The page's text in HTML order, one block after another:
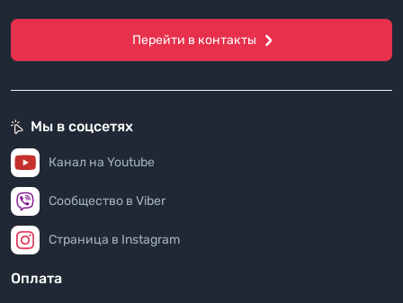
Перейти в контакты
Мы в соцсетях
Канал на Youtube
Сообщество в Viber
Страница в Instagram
Оплата